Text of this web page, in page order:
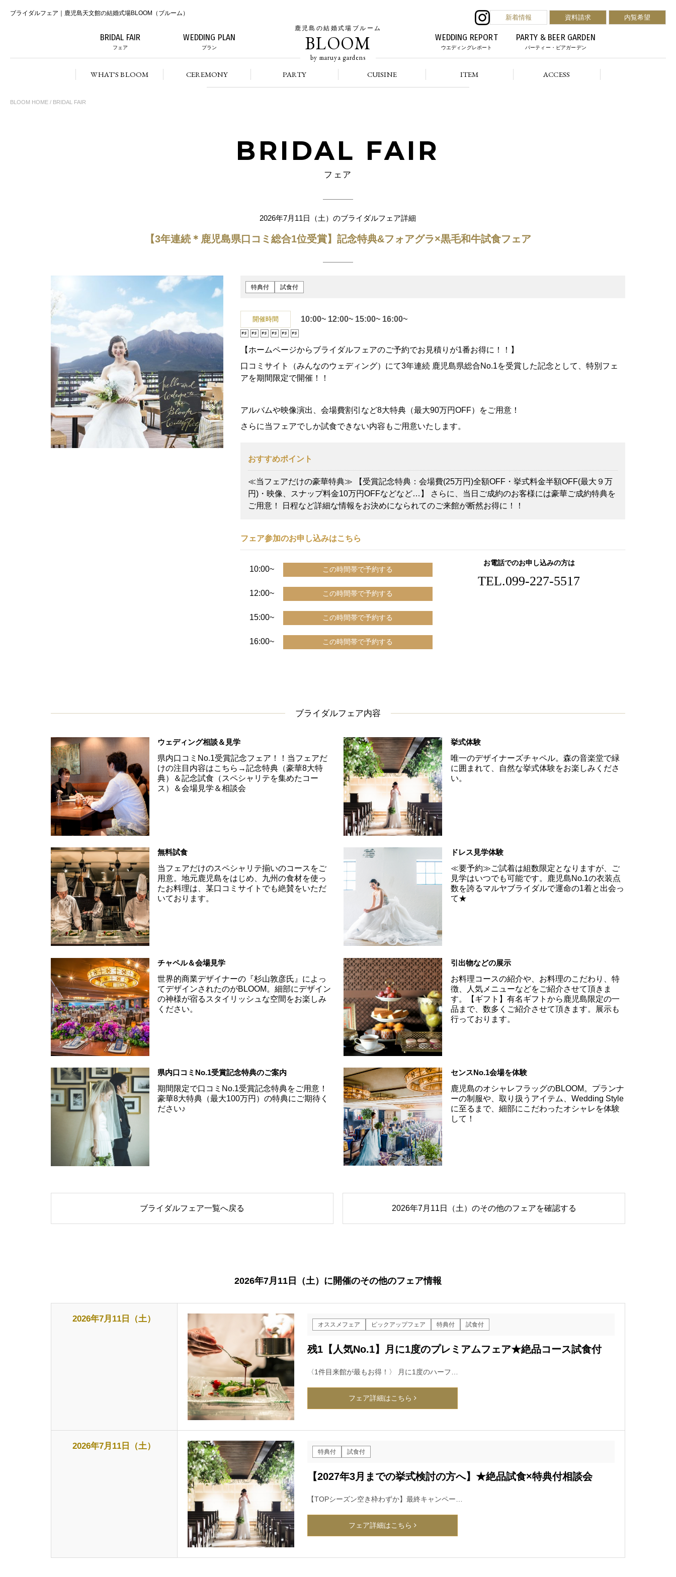
ブライダルフェア｜鹿児島天文館の結婚式場BLOOM（ブルーム）
新着情報 資料請求 内覧希望
BRIDAL FAIR
フェア
WEDDING PLAN
プラン
鹿児島の結婚式場ブルーム
BLOOM WEDDING REPORT
ウエディングレポート
PARTY & BEER GARDEN
パーティー・ビアガーデン
by maruya gardens
WHAT'S BLOOM CEREMONY PARTY CUISINE ITEM ACCESS
BLOOM HOME / BRIDAL FAIR
BRIDAL FAIR
フェア
2026年7月11日（土）のブライダルフェア詳細
【3年連続＊鹿児島県口コミ総合1位受賞】記念特典&フォアグラ×黒毛和牛試食フェア
特典付 試食付
開催時間 10:00~ 12:00~ 15:00~ 16:00~
【ホームページからブライダルフェアのご予約でお見積りが1番お得に！！】
口コミサイト（みんなのウェディング）にて3年連続 鹿児島県総合No.1を受賞した記念として、特別フェ
アを期間限定で開催！！
アルバムや映像演出、会場費割引など8大特典（最大90万円OFF）をご用意！
さらに当フェアでしか試食できない内容もご用意いたします。
おすすめポイント
≪当フェアだけの豪華特典≫ 【受賞記念特典：会場費(25万円)全額OFF・挙式料金半額OFF(最大９万
円)・映像、スナップ料金10万円OFFなどなど…】 さらに、当日ご成約のお客様には豪華ご成約特典を
ご用意！ 日程など詳細な情報をお決めになられてのご来館が断然お得に！！
フェア参加のお申し込みはこちら
10:00~
12:00~
15:00~
16:00~
お電話でのお申し込みの方は
TEL.099-227-5517
ブライダルフェア内容
ウェディング相談＆見学
県内口コミNo.1受賞記念フェア！！当フェアだ
けの注目内容はこちら→記念特典（豪華8大特
典）＆記念試食（スペシャリテを集めたコー
ス）＆会場見学＆相談会
挙式体験
唯一のデザイナーズチャペル。森の音楽堂で緑
に囲まれて、自然な挙式体験をお楽しみくださ
い。
無料試食
当フェアだけのスペシャリテ揃いのコースをご
用意。地元鹿児島をはじめ、九州の食材を使っ
たお料理は、某口コミサイトでも絶賛をいただ
いております。
ドレス見学体験
≪要予約≫ご試着は組数限定となりますが、ご
見学はいつでも可能です。鹿児島No.1の衣装点
数を誇るマルヤブライダルで運命の1着と出会っ
て★
チャペル＆会場見学
世界的商業デザイナーの『杉山敦彦氏』によっ
てデザインされたのがBLOOM。細部にデザイン
の神様が宿るスタイリッシュな空間をお楽しみ
ください。
引出物などの展示
お料理コースの紹介や、お料理のこだわり、特
徴、人気メニューなどをご紹介させて頂きま
す。【ギフト】有名ギフトから鹿児島限定の一
品まで、数多くご紹介させて頂きます。展示も
行っております。
県内口コミNo.1受賞記念特典のご案内
期間限定で口コミNo.1受賞記念特典をご用意！
豪華8大特典（最大100万円）の特典にご期待く
ださい♪
センスNo.1会場を体験
鹿児島のオシャレフラッグのBLOOM。プランナ
ーの制服や、取り扱うアイテム、Wedding Style
に至るまで、細部にこだわったオシャレを体験
して！
ブライダルフェア一覧へ戻る 2026年7月11日（土）のその他のフェアを確認する
2026年7月11日（土）に開催のその他のフェア情報
2026年7月11日（土）
オススメフェア ピックアップフェア 特典付 試食付
残1【人気No.1】月に1度のプレミアムフェア★絶品コース試食付
〈1件目来館が最もお得！〉 月に1度のハーフ…
フェア詳細はこちら
2026年7月11日（土）
特典付 試食付
【2027年3月までの挙式検討の方へ】★絶品試食×特典付相談会
【TOPシーズン空き枠わずか】最終キャンペー…
フェア詳細はこちら